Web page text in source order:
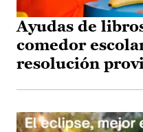
Ayudas de
comedor
resolución